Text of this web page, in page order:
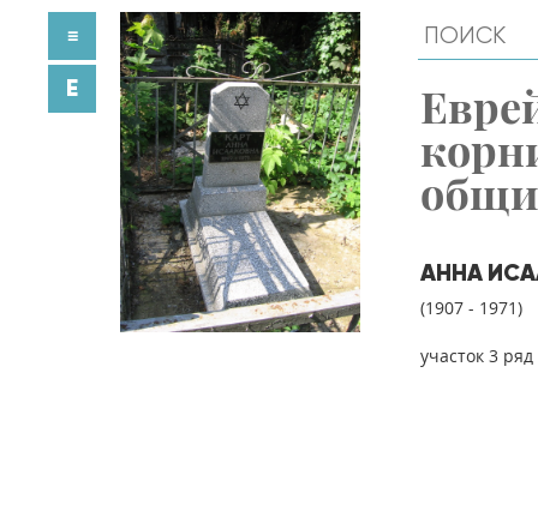
АННА
(1907 - 1971)
участок 3
≡
E